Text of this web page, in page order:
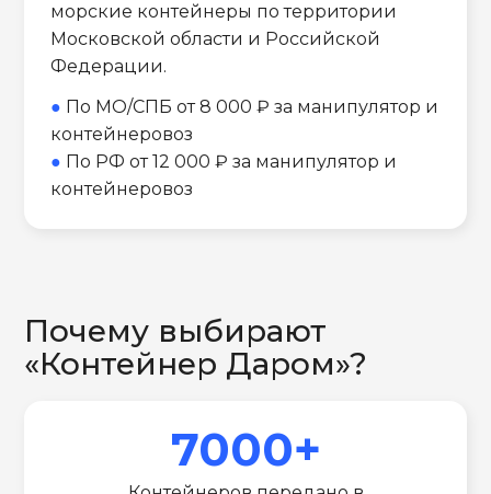
морские контейнеры по территории
Московской области и Российской
Федерации.
● По МО/СПБ от 8 000 ₽ за манипулятор и
контейнеровоз
● По РФ от 12 000 ₽ за манипулятор и
контейнеровоз
Почему выбирают
«Контейнер Даром»?
7000+